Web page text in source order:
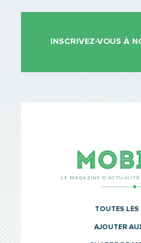
INSCRIVEZ-VOUS À
LE MAGAZINE
TOUTES LES
AJOUTER